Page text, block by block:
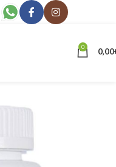
0 0,00